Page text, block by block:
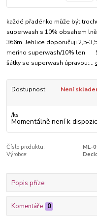
každé přadénko může být
superwash s 10% obsahem
366m. Jehlice doporučuji 2,5-
merino superwash/10% len
šátky se superwash úpravou:...
Dostupnost Není
/ks
Momentálně není k
Číslo produktu:
ML-
Výrobce:
Popis příze
Komentáře 0